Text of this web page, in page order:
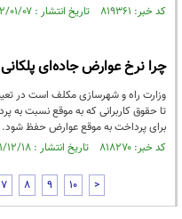
کد خبر: ۸۱۹۳۶۱ تاریخ انتشار : ۱۴۰۲/۰۱/۰۷
چرا نرخ عوارض جاده‌ای
وزارت راه و شهرسازی مکلف است در
تا حقوق کاربرانی که به‌ موقع نسبت به
برای پرداخت به ‌موقع عوارض حفظ شود.
کد خبر: ۸۱۸۲۷۰ تاریخ انتشار : ۱۴۰۱/۱۲/۱۸
7 8 9 10 >